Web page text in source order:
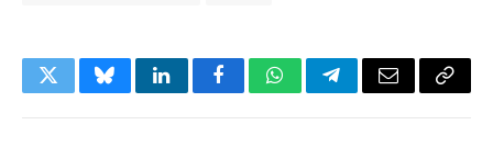
TwitterBlueskyLinkedInFacebookWhatsAppTelegramEmail Copy